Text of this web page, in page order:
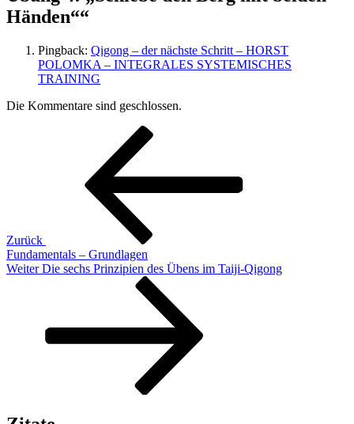
Händen““
Pingback: Qigong – der nächste Schritt – HORST
POLOMKA – INTEGRALES SYSTEMISCHES
TRAINING
Die Kommentare sind geschlossen.
Beitragsnavigation
Zurück
Fundamentals – Grundlagen
Nächster
Weiter Die sechs Prinzipien des Übens im Taiji-Qigong